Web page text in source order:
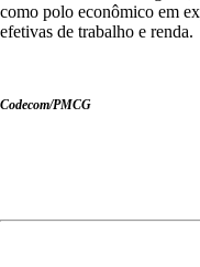
como polo econômico em
efetivas de trabalho e renda.
Codecom/PMCG